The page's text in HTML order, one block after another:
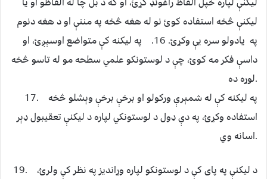
لیکنې څخه استفاده کوﺉ نو له هغه څخه په مننې او د هغه دنوم
په يادولو سره يې وکړﺉ. 16. په لیکنه کې متواضع اوسېږﺉ، او
داسې فکر مه کوﺉ، چې د لوستونکو علمي سطحه مو له تاسو څخه
لوړه ده.
17. په لیکنه کې له شمېرې ورکولو او برخې برخې وېشلو څخه
استفاده وکړﺉ، په دې ډول د لوستونکي لپاره د ليکنې تعقيبول ډېر
اسانه وي.
19. د ليکنې په پای کې د لوستونکو لپاره وړانديز په نظر کې ولرﺉ،